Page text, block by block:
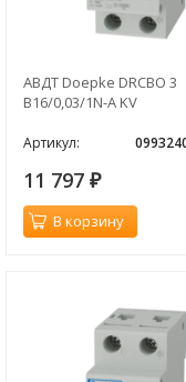
АВДТ Doepke DRCBO 3
B16/0,03/1N-A KV
Артикул:
11 797 ₽
В корзину